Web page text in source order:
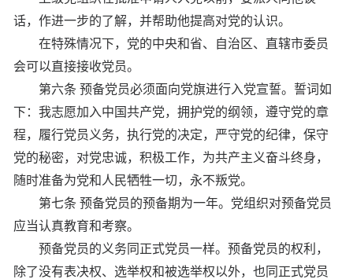
话，作进一步的了解，并帮助他提高对党的认识。
在特殊情况下，党的中央和省、自治区、直辖市委员
会可以直接接收党员。
第六条 预备党员必须面向党旗进行入党宣誓。誓词如
下：我志愿加入中国共产党，拥护党的纲领，遵守党的章
程，履行党员义务，执行党的决定，严守党的纪律，保守
党的秘密，对党忠诚，积极工作，为共产主义奋斗终身，
随时准备为党和人民牺牲一切，永不叛党。
第七条 预备党员的预备期为一年。党组织对预备党员
应当认真教育和考察。
预备党员的义务同正式党员一样。预备党员的权利，
除了没有表决权、选举权和被选举权以外，也同正式党员